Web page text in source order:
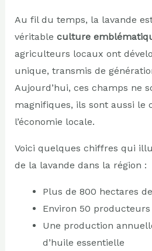
Au fil du temps, la lavande
véritable culture
agriculteurs locaux ont
unique, transmis de
Aujourd’hui, ces champs ne
magnifiques, ils sont aussi
l’économie locale.
Voici quelques chiffres qui
de la lavande dans la région :
Plus de 800 hectares
Environ 50
Une production
d’huile essentielle